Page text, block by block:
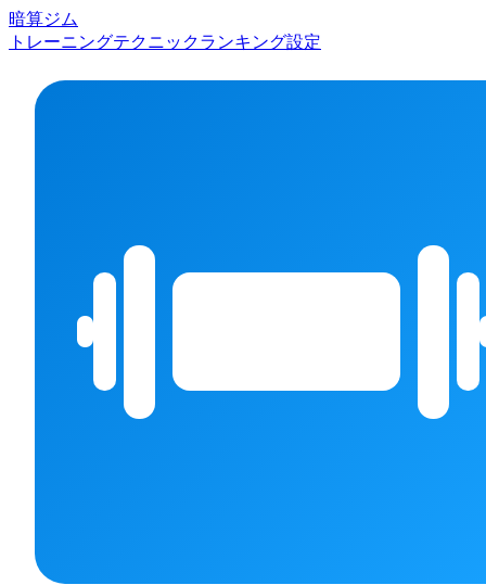
暗算ジム
トレーニングテクニックランキング設定